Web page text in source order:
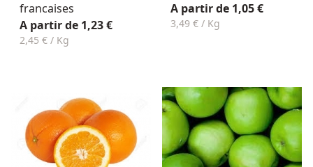
francaises
A partir de 1,23 €
2,45 € / Kg
A partir de 1,05 €
3,49 € / Kg